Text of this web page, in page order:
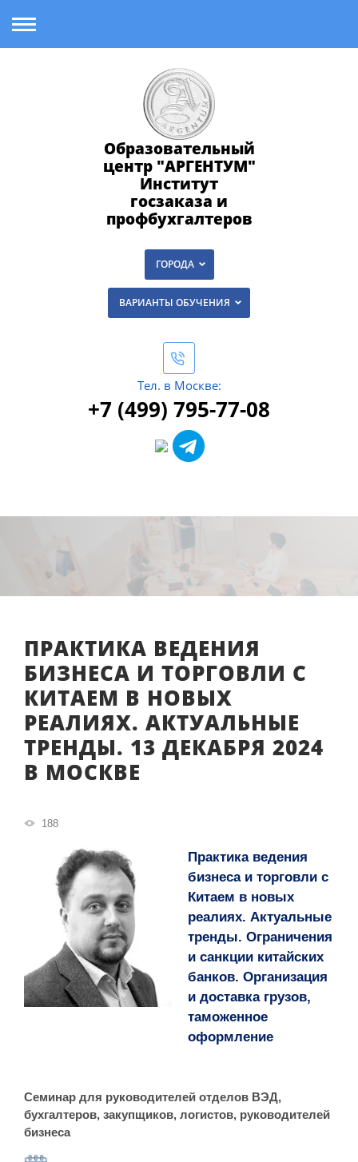
Образовательный
центр "АРГЕНТУМ"
Институт
госзаказа и
профбухгалтеров
ГОРОДА
ВАРИАНТЫ ОБУЧЕНИЯ
Тел. в Москве:
+7 (499) 795-77-08
ПРАКТИКА ВЕДЕНИЯ
БИЗНЕСА И ТОРГОВЛИ С
КИТАЕМ В НОВЫХ
РЕАЛИЯХ. АКТУАЛЬНЫЕ
ТРЕНДЫ. 13 ДЕКАБРЯ 2024
В МОСКВЕ
188
Практика ведения
бизнеса и торговли с
Китаем в новых
реалиях. Актуальные
тренды. Ограничения
и санкции китайских
банков. Организация
и доставка грузов,
таможенное
оформление
Семинар для руководителей отделов ВЭД,
бухгалтеров, закупщиков, логистов, руководителей
бизнеса